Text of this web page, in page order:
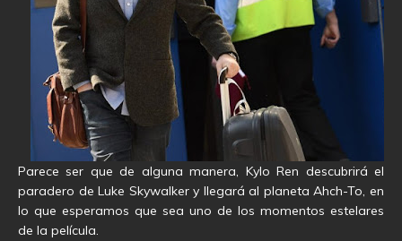
Parece ser que de alguna manera, Kylo Ren descubrirá el
paradero de Luke Skywalker y llegará al planeta Ahch-To, en
lo que esperamos que sea uno de los momentos estelares
de la película.